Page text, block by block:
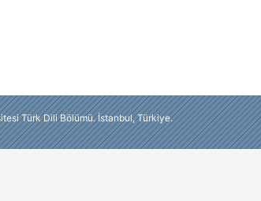
Türk Dili Bölümü. İstanbul, Türkiye.